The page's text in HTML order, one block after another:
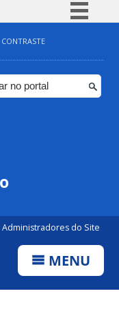
Simplifique!
Comunica BR
Participe
Administradores do Site
MENU